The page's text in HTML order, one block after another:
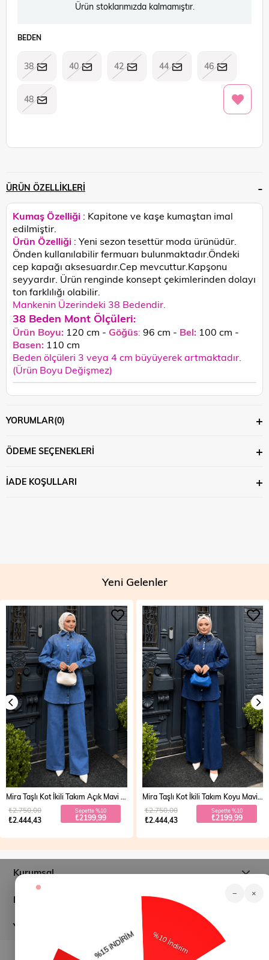
Ürün stoklarımızda kalmamıştır.
BEDEN
38 40 42 44 46
48
ÜRÜN ÖZELLIKLERI
Kumaş Özelliği : Kapitone ve kaşe kumaştan imal
edilmiştir.
Ürün Özelliği : Yeni sezon tesettür moda ürünüdür.
Önden kullanılabilir fermuarı bulunmaktadır.Öndeki
cep kapağı aksesuardır.Cep mevcuttur.Kapşonu
seyyardır. Ürün renginde konsept çekimlerinden dolayı
ton farklılığı olabilir.
Mankenin Üzerindeki 38 Bedendir.
38 Beden Mont Ölçüleri:
Ürün Boyu: 120 cm - Göğüs: 96 cm - Bel: 100 cm -
Basen: 110 cm
Beden ölçüleri 3 veya 4 cm büyüyerek artmaktadır.
(Ürün Boyu Değişmez)
YORUMLAR(0)
ÖDEME SEÇENEKLERI
İADE KOŞULLARI
Yeni Gelenler
₺2.444,43
₺2.750,00 Sepette %10
₺2199,99
Mira Taşlı Kot İkili Takım Koyu Mavi 19286
₺2.444,43
₺2.750,00 Sepette %10
₺2199,99
Kurumsal
Müşteri İlişkileri
Yardım
− ×